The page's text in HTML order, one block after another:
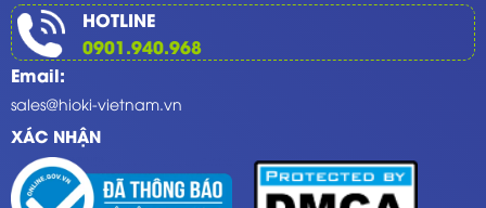
HOTLINE
0901.940.968
Email:
sales@hioki-vietnam.vn
XÁC NHẬN